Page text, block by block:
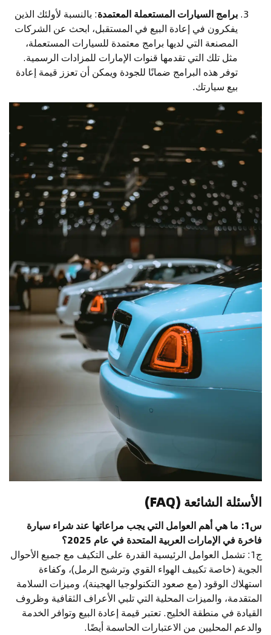
برامج السيارات المستعملة المعتمدة: بالنسبة لأولئك الذين
يفكرون في إعادة البيع في المستقبل، ابحث عن الشركات
المصنعة التي لديها برامج معتمدة للسيارات المستعملة،
مثل تلك التي تقدمها قنوات الإمارات للمزادات الرسمية.
توفر هذه البرامج ضمانًا للجودة ويمكن أن تعزز قيمة إعادة
بيع سيارتك.
الأسئلة الشائعة (FAQ)
س1: ما هي أهم العوامل التي يجب مراعاتها عند شراء سيارة
فاخرة في الإمارات العربية المتحدة في عام 2025؟
ج1: تشمل العوامل الرئيسية القدرة على التكيف مع جميع الأحوال
الجوية (خاصة تكييف الهواء القوي وترشيح الرمل)، وكفاءة
استهلاك الوقود (مع صعود التكنولوجيا الهجينة)، وميزات السلامة
المتقدمة، والميزات المحلية التي تلبي الأعراف الثقافية وظروف
القيادة في منطقة الخليج. تعتبر قيمة إعادة البيع وتوافر الخدمة
والدعم المحليين من الاعتبارات الحاسمة أيضًا.